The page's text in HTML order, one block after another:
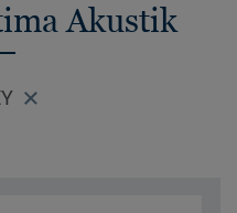
Akustik